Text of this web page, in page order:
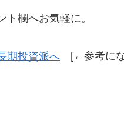
欄へお気軽に。
[←参考にな